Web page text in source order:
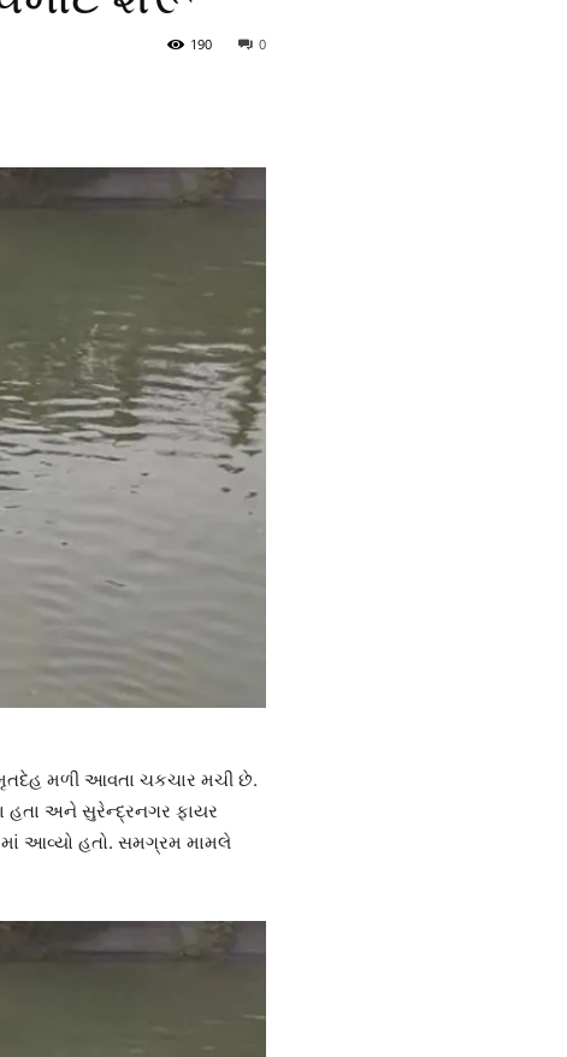
0
190
મળી આવતા ચકચાર મચી છે.
હતા અને સુરેન્દ્રનગર ફાયર
આવ્યો હતો. સમગ્રમ મામલે